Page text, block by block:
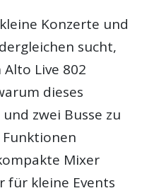
Konzerte und
sucht,
Alto Live 802
dieses
zwei Busse zu
Funktionen
Mixer
für kleine Events